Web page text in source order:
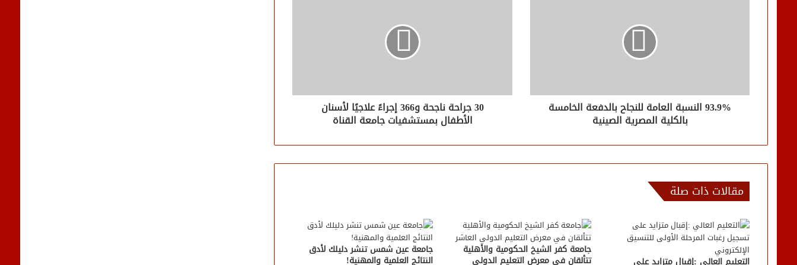
93.9% النسبة العامة للنجاح بالدفعة الخامسة
بالكلية المصرية الصينية
30 جراحة ناجحة و366 إجراءً علاجيًا لأسنان
الأطفال بمستشفيات جامعة القناة
مقالات ذات صلة
التعليم العالي :إقبال متزايد على
جامعة كفر الشيخ الحكومية والأهلية
تتألقان في معرض التعليم الدولي
جامعة عين شمس تنشر دليلك لأدق
النتائج العلمية والمهنية!